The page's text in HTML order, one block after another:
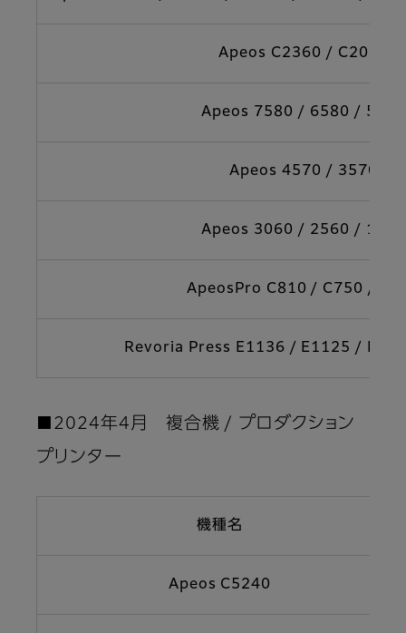
Apeos C2360 / C2060
Apeos 7580 / 6580 / 5580
Apeos 4570 / 3570
Apeos 3060 / 2560 / 1860
ApeosPro C810 / C750 /
Revoria Press E1136 / E1125 /
■2024年4月 複合機 / プロダクション
プリンター
機種名
Apeos C5240